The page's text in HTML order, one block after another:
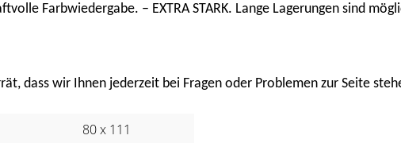
Farbwiedergabe. – EXTRA STARK. Lange Lagerungen sind
dass wir Ihnen jederzeit bei Fragen oder Problemen zur Seite
80 x 111